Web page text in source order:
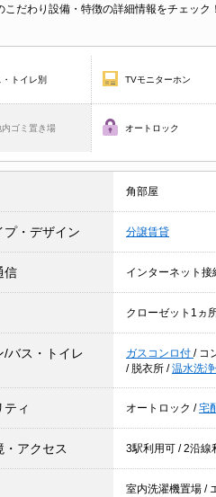
こだわり設備・特徴の詳細情報をチェック！
・トイレ別 TVモニターホン
内ゴミ置き場 オートロック
角部屋
プ・デザイン 分譲賃貸
信 インターネット接
クローゼット1ヵ
/バス・トイレ ガスコンロ付 / コ
/ 脱衣所 /温水洗
ティ オートロック /宅
・アクセス 3駅利用可 /2沿線
室内洗濯機置場 /